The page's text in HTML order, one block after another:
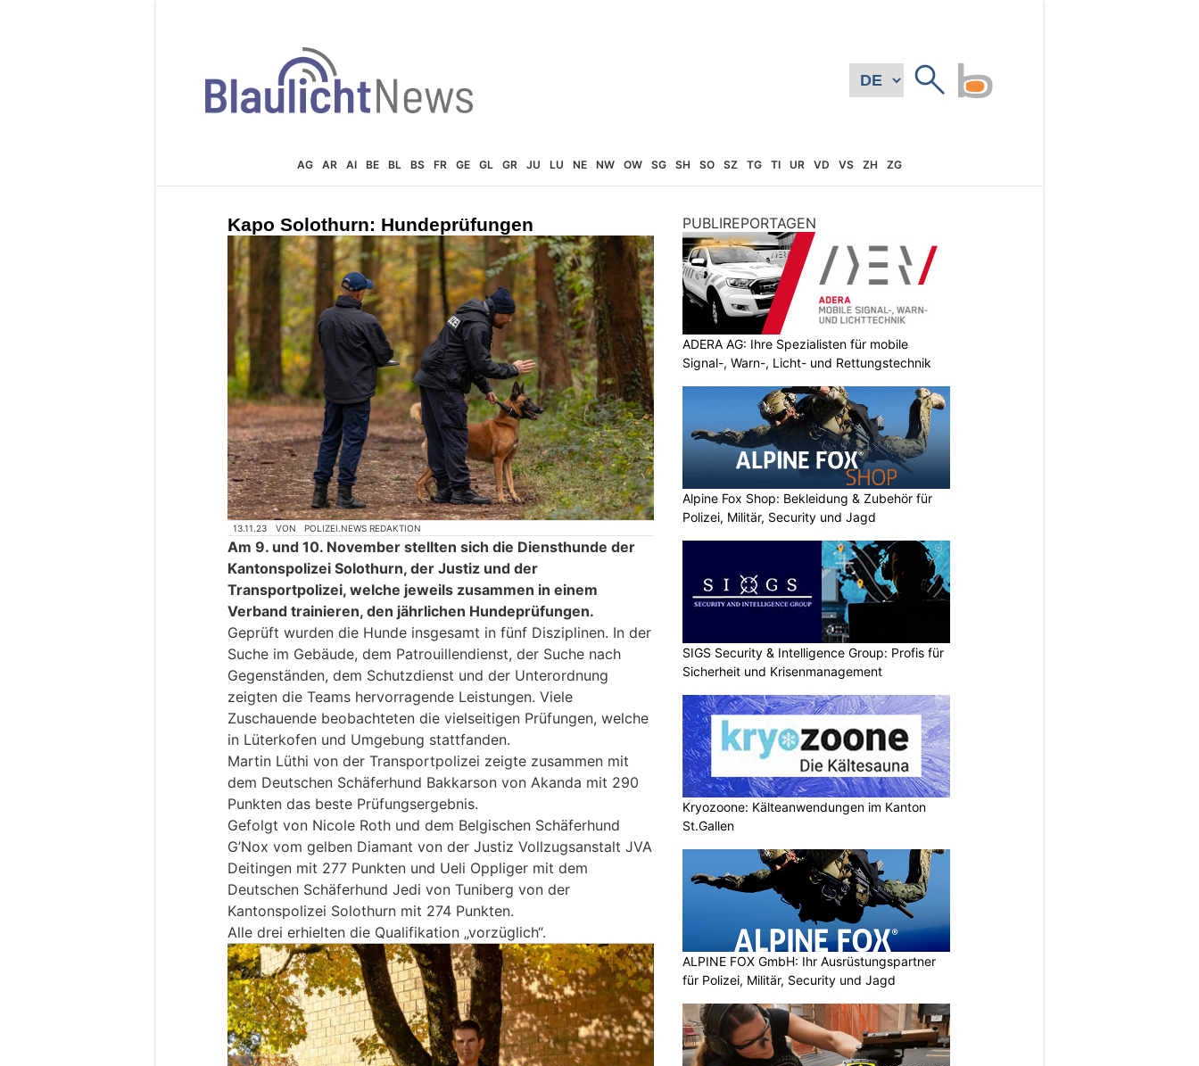
AG AR AI BE BL BS FR GE GL GR JU LU NE NW OW SG SH SO SZ TG TI UR VD VS ZH ZG
Kapo Solothurn: Hundeprüfungen
13.11.23 VON POLIZEI.NEWS REDAKTION
Am 9. und 10. November stellten sich die Diensthunde der
Kantonspolizei Solothurn, der Justiz und der
Transportpolizei, welche jeweils zusammen in einem
Verband trainieren, den jährlichen Hundeprüfungen.
Geprüft wurden die Hunde insgesamt in fünf Disziplinen. In der
Suche im Gebäude, dem Patrouillendienst, der Suche nach
Gegenständen, dem Schutzdienst und der Unterordnung
zeigten die Teams hervorragende Leistungen. Viele
Zuschauende beobachteten die vielseitigen Prüfungen, welche
in Lüterkofen und Umgebung stattfanden.
Martin Lüthi von der Transportpolizei zeigte zusammen mit
dem Deutschen Schäferhund Bakkarson von Akanda mit 290
Punkten das beste Prüfungsergebnis.
Gefolgt von Nicole Roth und dem Belgischen Schäferhund
G’Nox vom gelben Diamant von der Justiz Vollzugsanstalt JVA
Deitingen mit 277 Punkten und Ueli Oppliger mit dem
Deutschen Schäferhund Jedi von Tuniberg von der
Kantonspolizei Solothurn mit 274 Punkten.
Alle drei erhielten die Qualifikation „vorzüglich“.
PUBLIREPORTAGEN
ADERA AG: Ihre Spezialisten für mobile
Signal-, Warn-, Licht- und Rettungstechnik
Alpine Fox Shop: Bekleidung & Zubehör für
Polizei, Militär, Security und Jagd
SIGS Security & Intelligence Group: Profis für
Sicherheit und Krisenmanagement
Kryozoone: Kälteanwendungen im Kanton
St.Gallen
ALPINE FOX GmbH: Ihr Ausrüstungspartner
für Polizei, Militär, Security und Jagd